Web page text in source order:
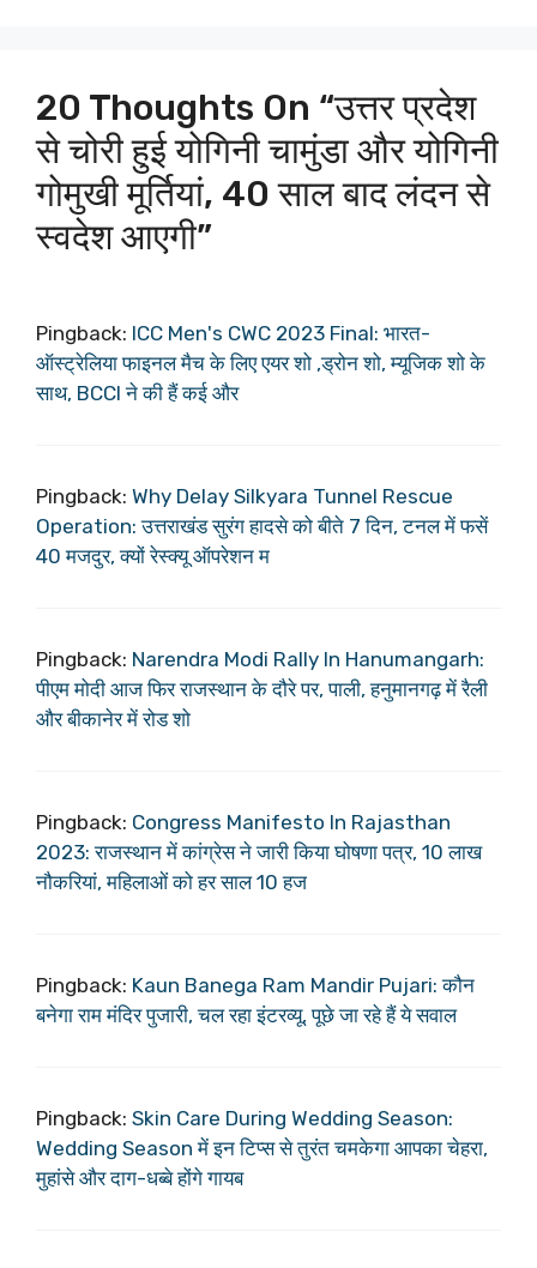
20 Thoughts On “उत्तर प्रदेश
से चोरी हुई योगिनी चामुंडा और योगिनी
गोमुखी मूर्तियां, 40 साल बाद लंदन से
स्वदेश आएगी”
Pingback: ICC Men's CWC 2023 Final: भारत-
ऑस्ट्रेलिया फाइनल मैच के लिए एयर शो ,ड्रोन शो, म्यूजिक शो के
साथ, BCCI ने की हैं कई और
Pingback: Why Delay Silkyara Tunnel Rescue
Operation: उत्तराखंड सुरंग हादसे को बीते 7 दिन, टनल में फसें
40 मजदुर, क्यों रेस्क्यू ऑपरेशन म
Pingback: Narendra Modi Rally In Hanumangarh:
पीएम मोदी आज फिर राजस्थान के दौरे पर, पाली, हनुमानगढ़ में रैली
और बीकानेर में रोड शो
Pingback: Congress Manifesto In Rajasthan
2023: राजस्थान में कांग्रेस ने जारी किया घोषणा पत्र, 10 लाख
नौकरियां, महिलाओं को हर साल 10 हज
Pingback: Kaun Banega Ram Mandir Pujari: कौन
बनेगा राम मंदिर पुजारी, चल रहा इंटरव्यू, पूछे जा रहे हैं ये सवाल
Pingback: Skin Care During Wedding Season:
Wedding Season में इन टिप्स से तुरंत चमकेगा आपका चेहरा,
मुहांसे और दाग-धब्बे होंगे गायब